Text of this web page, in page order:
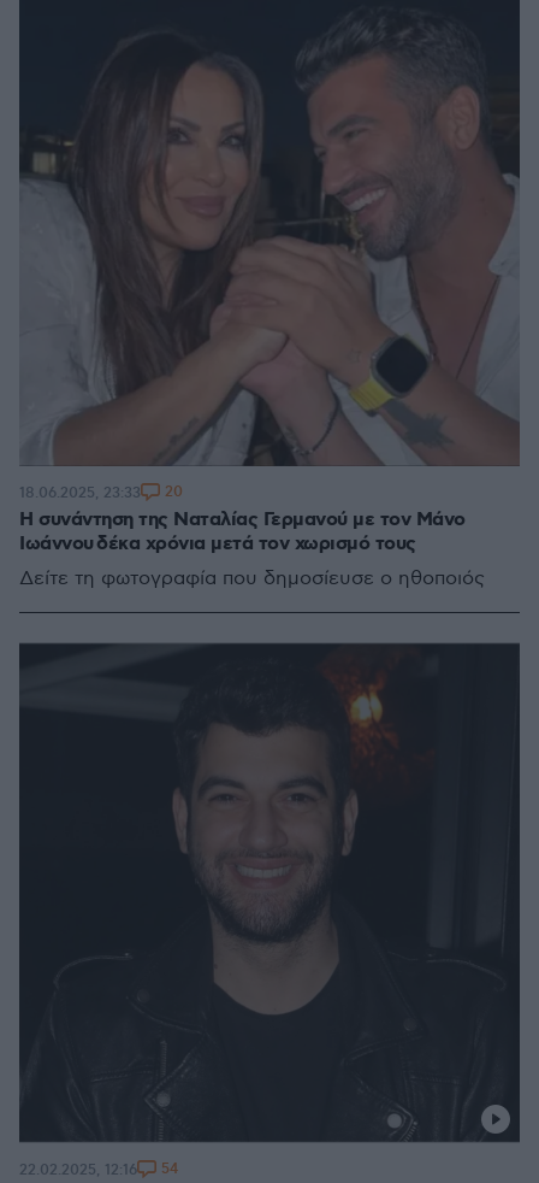
Η συνάντηση της Ναταλίας Γερμανού με τον Μάνο
Ιωάννου δέκα χρόνια μετά τον χωρισμό τους
Δείτε τη φωτογραφία που δημοσίευσε ο ηθοποιός
18.06.2025, 23:33 20
22.02.2025, 12:16 54